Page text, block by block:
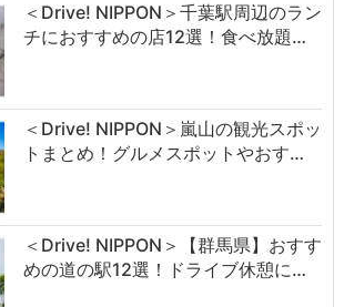
＜Drive! NIPPON＞千葉駅周辺のラン
チにおすすめの店12選！食べ放題…
＜Drive! NIPPON＞嵐山の観光スポッ
トまとめ！グルメスポットやおす…
＜Drive! NIPPON＞【群馬県】おすす
めの道の駅12選！ドライブ休憩に…